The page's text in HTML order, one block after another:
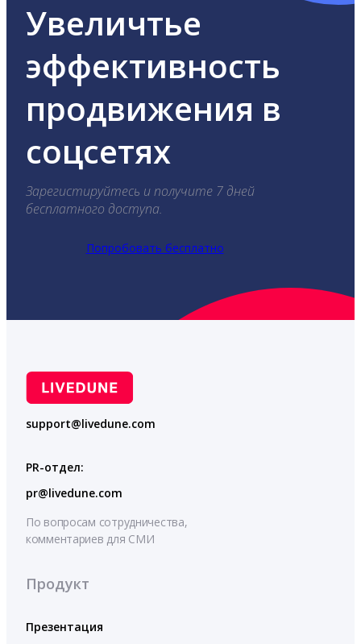
Увеличтье
эффективность
продвижения в
соцсетях
Зарегистируйтесь и получите 7 дней
бесплатного доступа.
Попробовать бесплатно
support@livedune.com
PR-отдел:
pr@livedune.com
По вопросам сотрудничества,
комментариев для СМИ
Продукт
Презентация